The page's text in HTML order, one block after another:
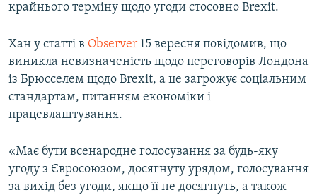
крайнього терміну щодо угоди стосовно Brexit.
Хан у статті в Observer 15 вересня повідомив, що
виникла невизначеність щодо переговорів Лондона
із Брюсселем щодо Brexit, а це загрожує соціальним
стандартам, питанням економіки і
працевлаштування.
«Має бути всенародне голосування за будь-яку
угоду з Євросоюзом, досягнуту урядом, голосування
за вихід без угоди, якщо її не досягнуть, а також